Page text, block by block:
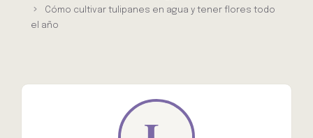
Cómo cultivar tulipanes en agua y tener flores todo
el año